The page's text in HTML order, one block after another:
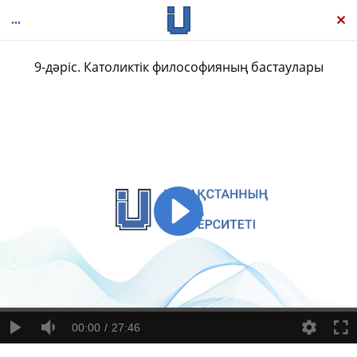
9-дәріс. Католиктік философияның бастаулары
00:00 27:46